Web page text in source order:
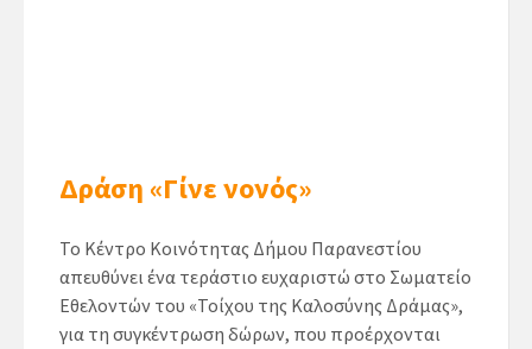
Δράση «Γίνε νονός»
Το Κέντρο Κοινότητας Δήμου Παρανεστίου
απευθύνει ένα τεράστιο ευχαριστώ στο Σωματείο
Εθελοντών του «Τοίχου της Καλοσύνης Δράμας»,
για τη συγκέντρωση δώρων, που προέρχονται